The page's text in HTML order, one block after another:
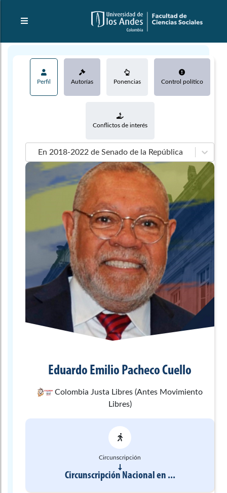
Perfil Autorías Ponencias Control político
Conflictos de interés
En 2018-2022 de Senado de la República
Eduardo Emilio Pacheco Cuello
Colombia Justa Libres (Antes Movimiento
Libres)
Circunscripción
Circunscripción Nacional en ...